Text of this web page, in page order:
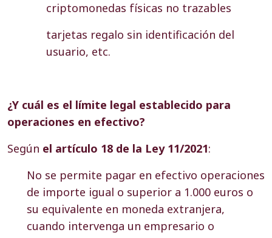
criptomonedas físicas no trazables
tarjetas regalo sin identificación del
usuario, etc.
¿Y cuál es el límite legal establecido para
operaciones en efectivo?
Según el artículo 18 de la Ley 11/2021:
No se permite pagar en efectivo operaciones
de importe igual o superior a 1.000 euros o
su equivalente en moneda extranjera,
cuando intervenga un empresario o